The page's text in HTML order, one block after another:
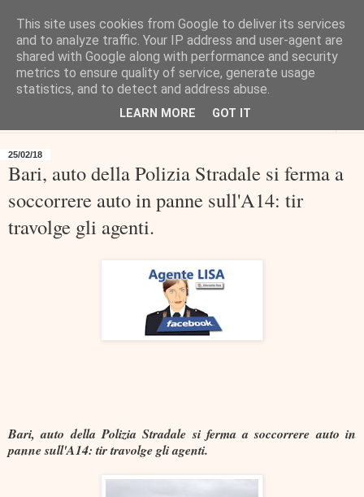
25/02/18
Bari, auto della Polizia Stradale si ferma a
soccorrere auto in panne sull'A14: tir
travolge gli agenti.
Bari, auto della Polizia Stradale si ferma a soccorrere auto in
panne sull'A14: tir travolge gli agenti.
This site uses cookies from Google to deliver its services
and to analyze traffic. Your IP address and user-agent are
shared with Google along with performance and security
metrics to ensure quality of service, generate usage
statistics, and to detect and address abuse.
LEARN MORE GOT IT